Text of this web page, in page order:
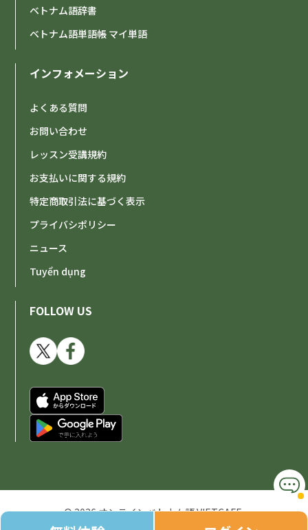
ベトナム語辞書
ベトナム語単語帳 マイ単語
インフォメーション
よくある質問
お問い合わせ
レッスン受講規約
お支払いに関する規約
特定商取引法に基づく表示
プライバシポリシー
ニュース
Tuyển dụng
FOLLOW US
© 2026 オンラインベトナム語 VIETCAFE.